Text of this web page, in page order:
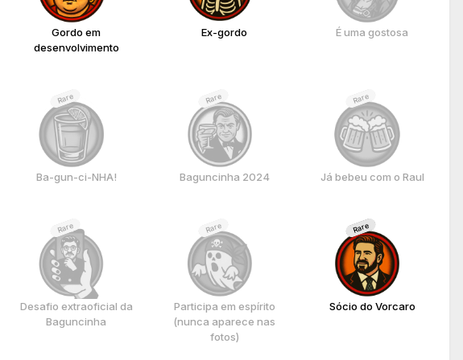
Gordo em
desenvolvimento
Ex-gordo É uma gostosa
Rare
Ba-gun-ci-NHA!
Rare
Baguncinha 2024
Rare
Já bebeu com o Raul
Rare
Desafio extraoficial da
Baguncinha
Rare
Participa em espírito
(nunca aparece nas
fotos)
Rare
Sócio do Vorcaro